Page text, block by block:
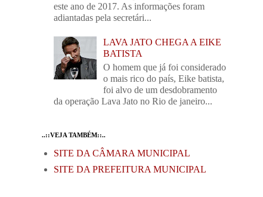
este ano de 2017. As informações foram
adiantadas pela secretári...
LAVA JATO CHEGA A EIKE
BATISTA
O homem que já foi considerado
o mais rico do país, Eike batista,
foi alvo de um desdobramento
da operação Lava Jato no Rio de janeiro...
..::VEJA TAMBÉM::..
SITE DA CÂMARA MUNICIPAL
SITE DA PREFEITURA MUNICIPAL